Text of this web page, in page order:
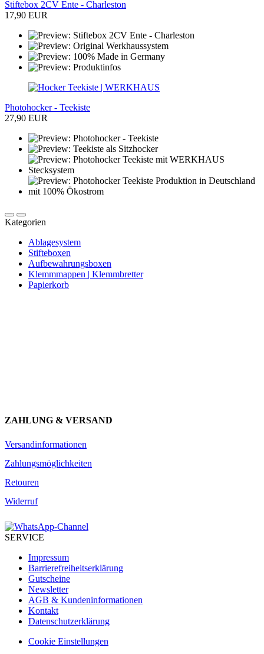
Stiftebox 2CV Ente - Charleston
17,90 EUR
Photohocker - Teekiste
27,90 EUR
Kategorien
Ablagesystem
Stifteboxen
Aufbewahrungsboxen
Klemmmappen | Klemmbretter
Papierkorb
ZAHLUNG & VERSAND
Versandinformationen
Zahlungsmöglichkeiten
Retouren
Widerruf
SERVICE
Impressum
Barrierefreiheitserklärung
Gutscheine
Newsletter
AGB & Kundeninformationen
Kontakt
Datenschutzerklärung
Cookie Einstellungen